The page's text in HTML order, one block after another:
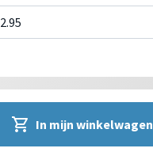
In mijn winkelwagen